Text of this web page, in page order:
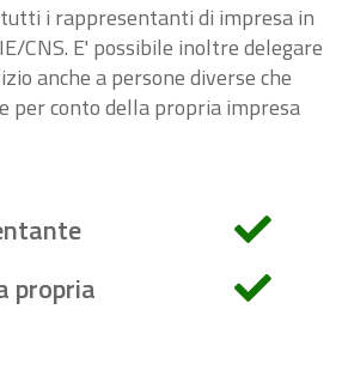
tutti i rappresentanti di impresa in
CNS. E' possibile inoltre delegare
anche a persone diverse che
per conto della propria impresa
propria